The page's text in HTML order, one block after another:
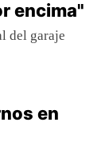
encima"
del garaje
en